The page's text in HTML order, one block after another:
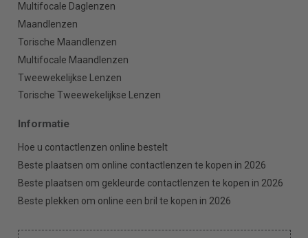
Multifocale Daglenzen
Maandlenzen
Torische Maandlenzen
Multifocale Maandlenzen
Tweewekelijkse Lenzen
Torische Tweewekelijkse Lenzen
Informatie
Hoe u contactlenzen online bestelt
Beste plaatsen om online contactlenzen te kopen in 2026
Beste plaatsen om gekleurde contactlenzen te kopen in 2026
Beste plekken om online een bril te kopen in 2026